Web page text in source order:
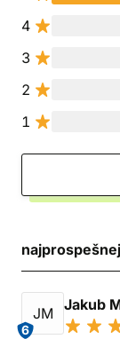
4
3
2
1
JM
6
Jakub